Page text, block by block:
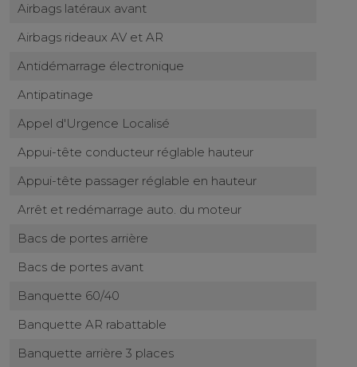
Airbags latéraux avant
Airbags rideaux AV et AR
Antidémarrage électronique
Antipatinage
Appel d'Urgence Localisé
Appui-tête conducteur réglable hauteur
Appui-tête passager réglable en hauteur
Arrêt et redémarrage auto. du moteur
Bacs de portes arrière
Bacs de portes avant
Banquette 60/40
Banquette AR rabattable
Banquette arrière 3 places